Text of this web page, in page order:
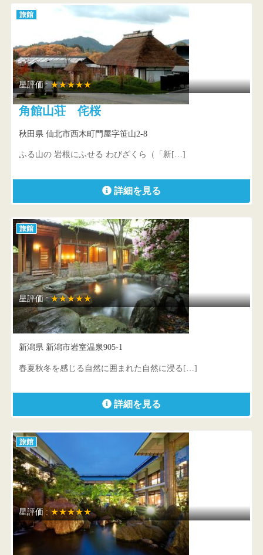
旅館
星評価 :★★★★★
角館山荘 侘桜
秋田県 仙北市西木町門屋字笹山2-8
ふる山の 岩根にふせる わびざくら（「新[…]
詳細を見る
旅館
星評価 :★★★★★
著莪の里 ゆめや
新潟県 新潟市岩室温泉905-1
春夏秋冬を感じる自然に囲まれた自然に浸る[…]
詳細を見る
旅館
星評価 :★★★★★
白玉の湯 泉慶